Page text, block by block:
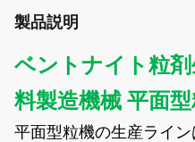
製品説明
ベントナイト粒
料製造機械 平面
平面型粒機の生産ライ